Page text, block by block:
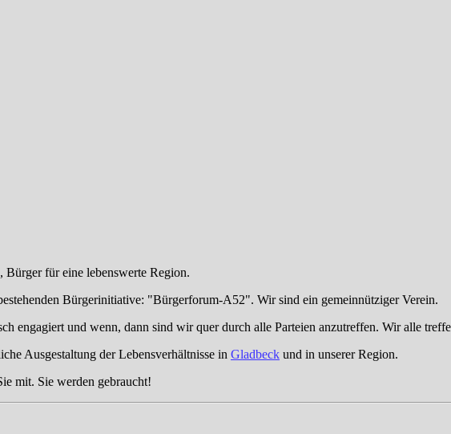
Bürger für eine lebenswerte Region.
Bürgerinitiative: "Bürgerforum-A52". Wir sind ein gemeinnütziger Verein.
engagiert und wenn, dann sind wir quer durch alle Parteien anzutreffen. Wir alle
Ausgestaltung der Lebensverhältnisse in Gladbeck und in unserer Region.
mit. Sie werden gebraucht!